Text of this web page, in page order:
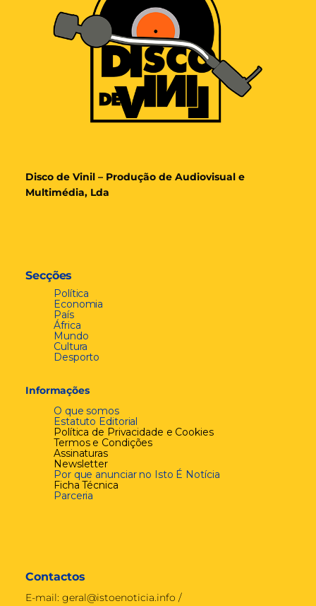
Disco de Vinil – Produção de Audiovisual e
Multimédia, Lda
Secções
Política
Economia
País
África
Mundo
Cultura
Desporto
Informações
O que somos
Estatuto Editorial
Política de Privacidade e Cookies
Termos e Condições
Assinaturas
Newsletter
Por que anunciar no Isto É Notícia
Ficha Técnica
Parceria
Contactos
E-mail: geral@istoenoticia.info /